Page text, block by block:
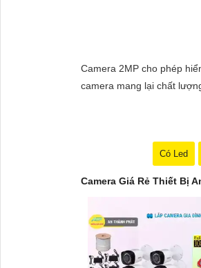
Camera Vantech
Camera Hikvision
Camera 2MP cho phép
camera mang lại chất
Có Led
Camera Giá Rẻ Thiết Bị